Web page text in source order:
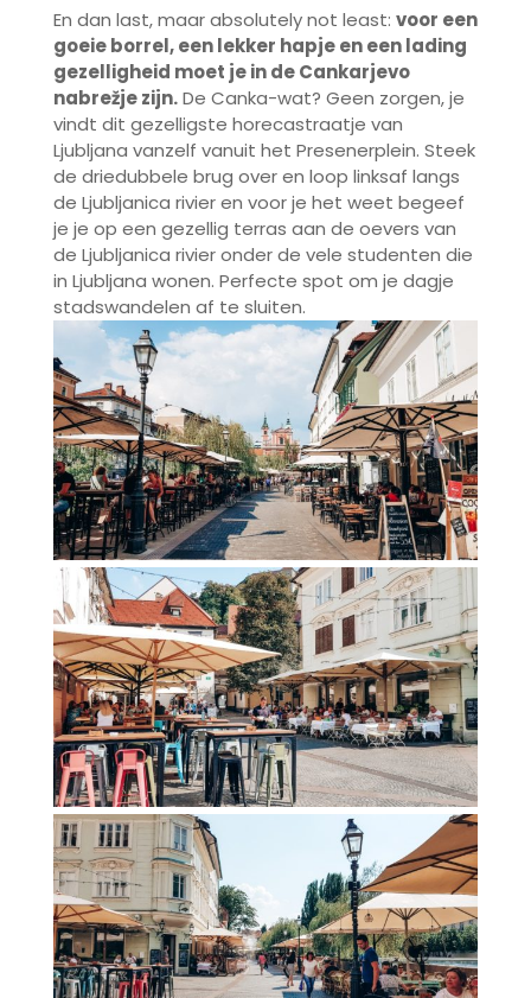
En dan last, maar absolutely not least: voor een
goeie borrel, een lekker hapje en een lading
gezelligheid moet je in de Cankarjevo
nabrežje zijn.De Canka-wat? Geen zorgen, je
vindt dit gezelligste horecastraatje van
Ljubljana vanzelf vanuit het Presenerplein. Steek
de driedubbele brug over en loop linksaf langs
de Ljubljanica rivier en voor je het weet begeef
je je op een gezellig terras aan de oevers van
de Ljubljanica rivier onder de vele studenten die
in Ljubljana wonen. Perfecte spot om je dagje
stadswandelen af te sluiten.